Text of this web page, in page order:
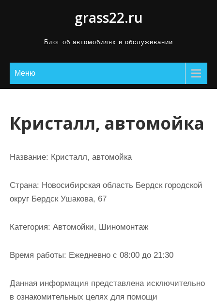
а
grass22.ru
Блог об автомобилях и обслуживании
Меню
Кристалл, автомойка
Название: Кристалл, автомойка
Страна: Новосибирская область Бердск городской
округ Бердск Ушакова, 67
Категория: Автомойки, Шиномонтаж
Время работы: Ежедневно с 08:00 до 21:30
Данная информация представлена исключительно
в ознакомительных целях для помощи